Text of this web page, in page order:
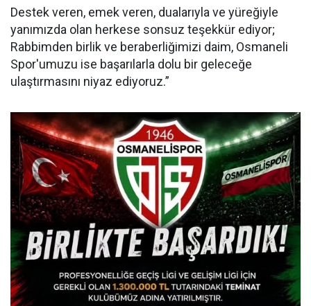
Destek veren, emek veren, dualarıyla ve yüreğiyle
yanımızda olan herkese sonsuz teşekkür ediyor;
Rabbimden birlik ve beraberliğimizi daim, Osmaneli
Spor'umuzu ise başarılarla dolu bir geleceğe
ulaştırmasını niyaz ediyoruz.”